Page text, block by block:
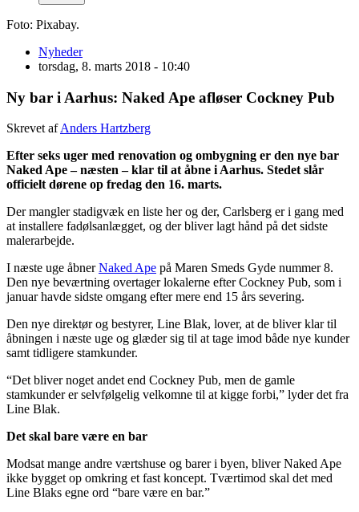
Foto: Pixabay.
Nyheder
torsdag, 8. marts 2018 - 10:40
Ny bar i Aarhus: Naked Ape afløser Cockney Pub
Skrevet afAnders Hartzberg
Efter seks uger med renovation og ombygning er den nye bar
Naked Ape – næsten – klar til at åbne i Aarhus. Stedet slår
officielt dørene op fredag den 16. marts.
Der mangler stadigvæk en liste her og der, Carlsberg er i gang med
at installere fadølsanlægget, og der bliver lagt hånd på det sidste
malerarbejde.
I næste uge åbnerNaked Ape på Maren Smeds Gyde nummer 8.
Den nye beværtning overtager lokalerne efter Cockney Pub, som i
januar havde sidste omgang efter mere end 15 års severing.
Den nye direktør og bestyrer, Line Blak, lover, at de bliver klar til
åbningen i næste uge og glæder sig til at tage imod både nye kunder
samt tidligere stamkunder.
“Det bliver noget andet end Cockney Pub, men de gamle
stamkunder er selvfølgelig velkomne til at kigge forbi,” lyder det fra
Line Blak.
Det skal bare være en bar
Modsat mange andre værtshuse og barer i byen, bliver Naked Ape
ikke bygget op omkring et fast koncept. Tværtimod skal det med
Line Blaks egne ord “bare være en bar.”